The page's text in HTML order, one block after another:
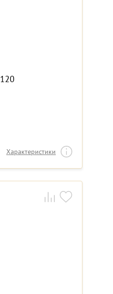
Характеристики